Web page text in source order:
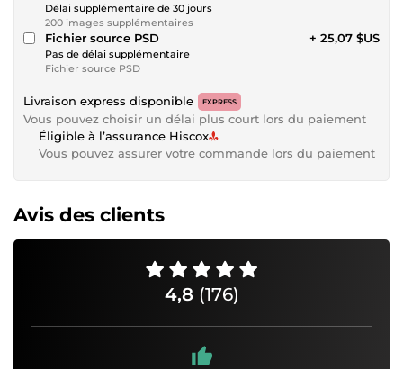
Délai supplémentaire de 30 jours
200 images supplémentaires
Fichier source PSD
Pas de délai supplémentaire
Fichier source PSD
+ 25,07 $US
Livraison express disponible EXPRESS
Vous pouvez choisir un délai plus court lors du paiement
Éligible à l’assurance Hiscox
Vous pouvez assurer votre commande lors du paiement
Avis des clients
4,8 (176)